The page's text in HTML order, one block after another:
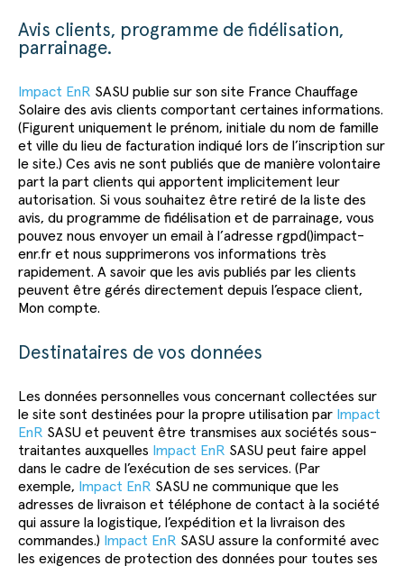
Avis clients, programme de fidélisation,
parrainage.
Impact EnR SASU publie sur son site France Chauffage
Solaire des avis clients comportant certaines informations.
(Figurent uniquement le prénom, initiale du nom de famille
et ville du lieu de facturation indiqué lors de l’inscription sur
le site.) Ces avis ne sont publiés que de manière volontaire
part la part clients qui apportent implicitement leur
autorisation. Si vous souhaitez être retiré de la liste des
avis, du programme de fidélisation et de parrainage, vous
pouvez nous envoyer un email à l’adresse rgpd()impact-
enr.fr et nous supprimerons vos informations très
rapidement. A savoir que les avis publiés par les clients
peuvent être gérés directement depuis l’espace client,
Mon compte.
Destinataires de vos données
Les données personnelles vous concernant collectées sur
le site sont destinées pour la propre utilisation par Impact
EnR SASU et peuvent être transmises aux sociétés sous-
traitantes auxquelles Impact EnR SASU peut faire appel
dans le cadre de l’exécution de ses services. (Par
exemple, Impact EnR SASU ne communique que les
adresses de livraison et téléphone de contact à la société
qui assure la logistique, l’expédition et la livraison des
commandes.) Impact EnR SASU assure la conformité avec
les exigences de protection des données pour toutes ses